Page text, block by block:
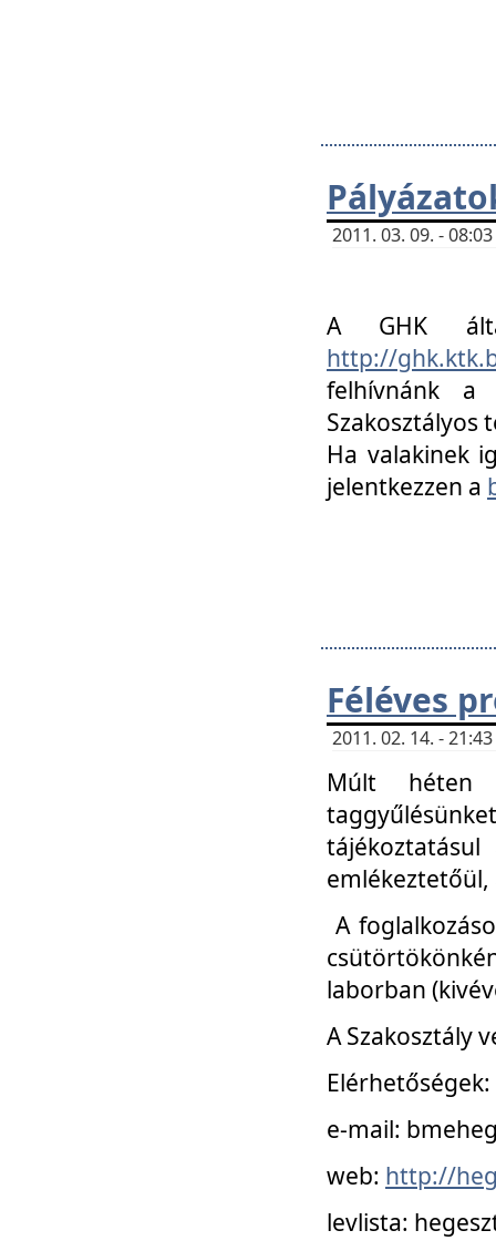
2011. 03. 09. -
A GHK
http://
felhívnánk a
Szakosztályos
Ha valakinek
jelentkezzen a
Féléves
2011. 02. 14. -
Múlt héten
emlékeztetőül,
A
laborban
A Szakosztály
Elérhetőségek:
e-mail:
web: http://
levlista: